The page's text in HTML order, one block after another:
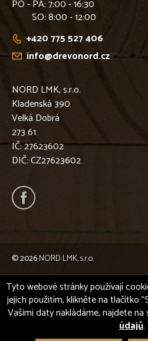
PO - PÁ: 7:00 - 16:30
SO: 8:00 - 12:00
+420 775 527 406
info@drevonord.cz
NORD LMK, s.r.o.
Kladenská 390
Velká Dobrá
273 61
IČ: 27623602
DIČ: CZ27623602
© 2026NORD LMK, s.r.o.
Tyto webové stránky používají
jejich použitím, klikněte na tlačítko
Vašimi daty nakládáme, najdete
údajů.